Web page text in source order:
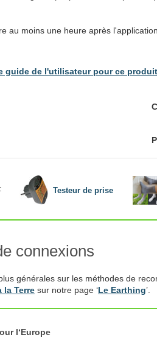
au moins une heure après
guide de l'utilisateur pour ce produit
Testeur de prise
connexions
générales sur les méthodes de
la Terre sur notre page ‘Le Earthing’.
l‘Europe